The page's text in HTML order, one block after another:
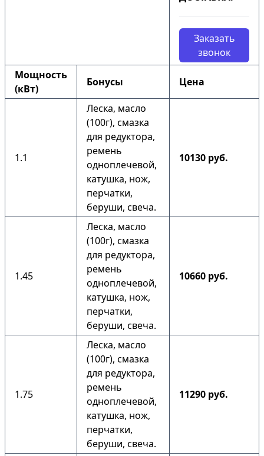
Заказать
звонок
Мощность
(кВт)
Бонусы Цена
1.1
Леска, масло
(100г), смазка
для редуктора,
ремень
одноплечевой,
катушка, нож,
перчатки,
беруши, свеча.
10130 руб.
1.45
Леска, масло
(100г), смазка
для редуктора,
ремень
одноплечевой,
катушка, нож,
перчатки,
беруши, свеча.
10660 руб.
1.75
Леска, масло
(100г), смазка
для редуктора,
ремень
одноплечевой,
катушка, нож,
перчатки,
беруши, свеча.
11290 руб.